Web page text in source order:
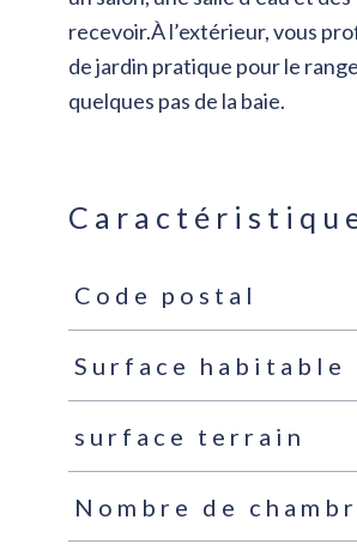
recevoir.À l’extérieur, vous
de jardin pratique pour le
quelques pas de la baie.
Caractéristiques Valeurs
Code postal
Surface habitable
surface terrain
Nombre de